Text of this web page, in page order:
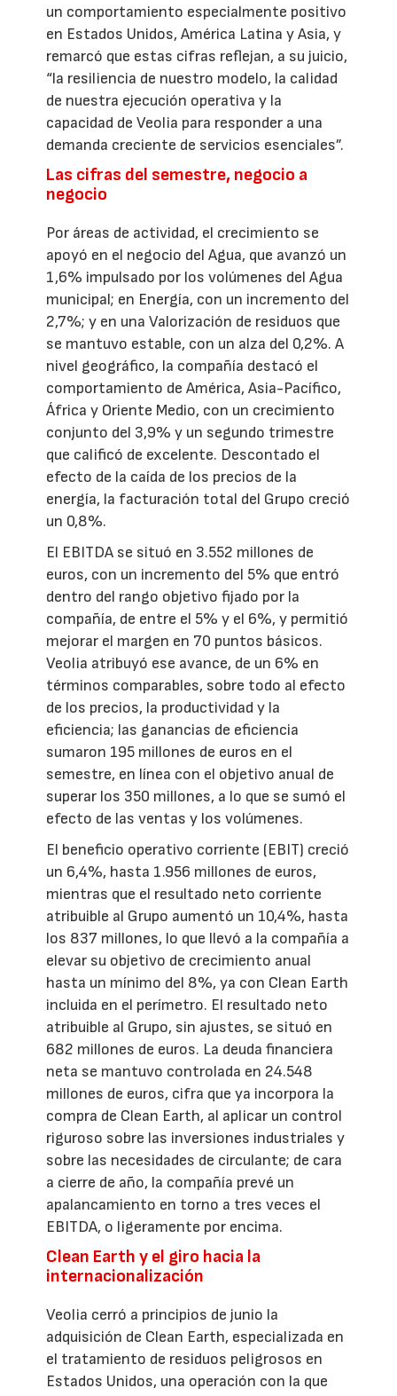
un comportamiento especialmente positivo
en Estados Unidos, América Latina y Asia, y
remarcó que estas cifras reflejan, a su juicio,
“la resiliencia de nuestro modelo, la calidad
de nuestra ejecución operativa y la
capacidad de Veolia para responder a una
demanda creciente de servicios esenciales”.
Las cifras del semestre, negocio a
negocio
Por áreas de actividad, el crecimiento se
apoyó en el negocio del Agua, que avanzó un
1,6% impulsado por los volúmenes del Agua
municipal; en Energía, con un incremento del
2,7%; y en una Valorización de residuos que
se mantuvo estable, con un alza del 0,2%. A
nivel geográfico, la compañía destacó el
comportamiento de América, Asia-Pacífico,
África y Oriente Medio, con un crecimiento
conjunto del 3,9% y un segundo trimestre
que calificó de excelente. Descontado el
efecto de la caída de los precios de la
energía, la facturación total del Grupo creció
un 0,8%.
El EBITDA se situó en 3.552 millones de
euros, con un incremento del 5% que entró
dentro del rango objetivo fijado por la
compañía, de entre el 5% y el 6%, y permitió
mejorar el margen en 70 puntos básicos.
Veolia atribuyó ese avance, de un 6% en
términos comparables, sobre todo al efecto
de los precios, la productividad y la
eficiencia; las ganancias de eficiencia
sumaron 195 millones de euros en el
semestre, en línea con el objetivo anual de
superar los 350 millones, a lo que se sumó el
efecto de las ventas y los volúmenes.
El beneficio operativo corriente (EBIT) creció
un 6,4%, hasta 1.956 millones de euros,
mientras que el resultado neto corriente
atribuible al Grupo aumentó un 10,4%, hasta
los 837 millones, lo que llevó a la compañía a
elevar su objetivo de crecimiento anual
hasta un mínimo del 8%, ya con Clean Earth
incluida en el perímetro. El resultado neto
atribuible al Grupo, sin ajustes, se situó en
682 millones de euros. La deuda financiera
neta se mantuvo controlada en 24.548
millones de euros, cifra que ya incorpora la
compra de Clean Earth, al aplicar un control
riguroso sobre las inversiones industriales y
sobre las necesidades de circulante; de cara
a cierre de año, la compañía prevé un
apalancamiento en torno a tres veces el
EBITDA, o ligeramente por encima.
Clean Earth y el giro hacia la
internacionalización
Veolia cerró a principios de junio la
adquisición de Clean Earth, especializada en
el tratamiento de residuos peligrosos en
Estados Unidos, una operación con la que